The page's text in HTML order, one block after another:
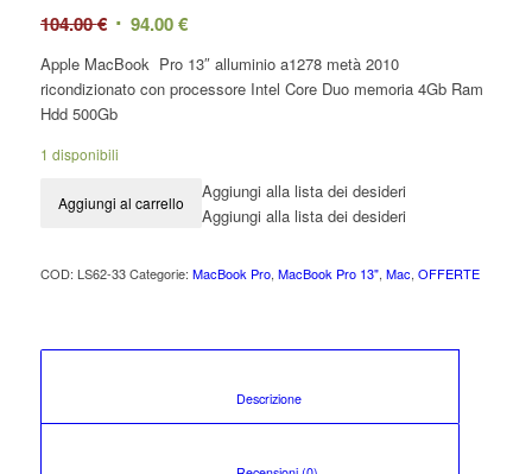
104.00€ 94.00€
Apple MacBook Pro 13″ alluminio a1278 metà 2010
ricondizionato con processore Intel Core Duo memoria 4Gb Ram
Hdd 500Gb
1 disponibili
Aggiungi al carrello
Aggiungi alla lista dei desideri
Aggiungi alla lista dei desideri
COD: LS62-33 Categorie: MacBook Pro, MacBook Pro 13", Mac, OFFERTE
						Descrizione